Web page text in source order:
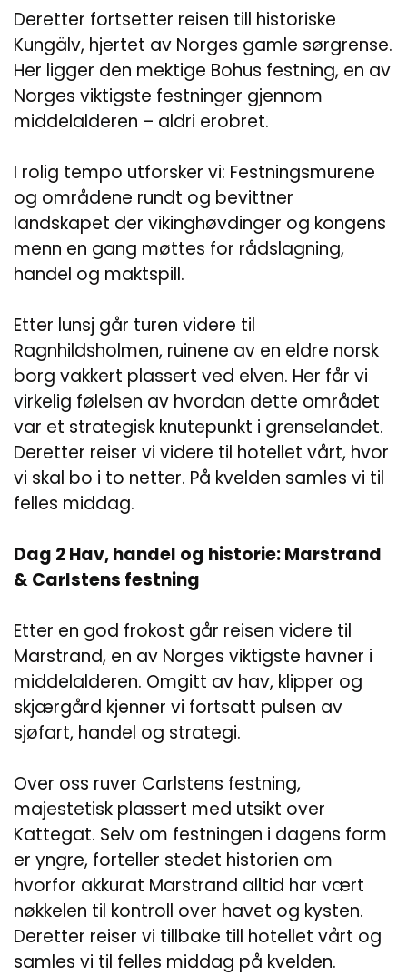
Deretter fortsetter reisen till historiske
Kungälv, hjertet av Norges gamle sørgrense.
Her ligger den mektige Bohus festning, en av
Norges viktigste festninger gjennom
middelalderen – aldri erobret.
I rolig tempo utforsker vi: Festningsmurene
og områdene rundt og bevittner
landskapet der vikinghøvdinger og kongens
menn en gang møttes for rådslagning,
handel og maktspill.
Etter lunsj går turen videre til
Ragnhildsholmen, ruinene av en eldre norsk
borg vakkert plassert ved elven. Her får vi
virkelig følelsen av hvordan dette området
var et strategisk knutepunkt i grenselandet.
Deretter reiser vi videre til hotellet vårt, hvor
vi skal bo i to netter. På kvelden samles vi til
felles middag.
Dag 2 Hav, handel og historie: Marstrand
& Carlstens festning
Etter en god frokost går reisen videre til
Marstrand, en av Norges viktigste havner i
middelalderen. Omgitt av hav, klipper og
skjærgård kjenner vi fortsatt pulsen av
sjøfart, handel og strategi.
Over oss ruver Carlstens festning,
majestetisk plassert med utsikt over
Kattegat. Selv om festningen i dagens form
er yngre, forteller stedet historien om
hvorfor akkurat Marstrand alltid har vært
nøkkelen til kontroll over havet og kysten.
Deretter reiser vi tillbake till hotellet vårt og
samles vi til felles middag på kvelden.